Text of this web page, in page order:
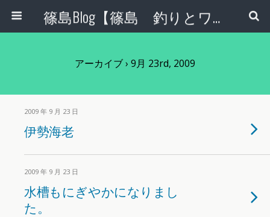
篠島Blog【篠島 釣りとワンコとエコな日々】
アーカイブ › 9月 23rd, 2009
2009 年 9 月 23 日
伊勢海老
2009 年 9 月 23 日
水槽もにぎやかになりまし
た。